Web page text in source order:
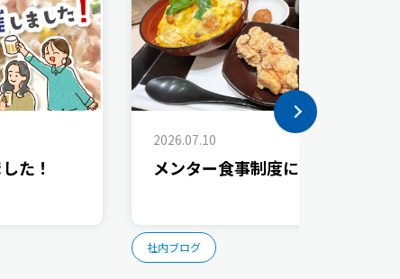
た！
2026.07.10
メンター食事制度について
社内ブログ